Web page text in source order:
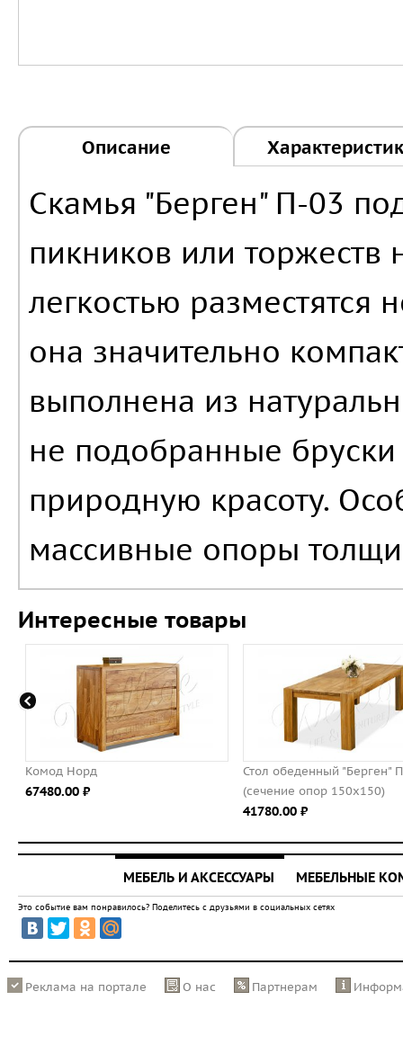
Описание
Скамья "Берген" П-03
пикников или торжеств
легкостью разместятся
она значительно
выполнена из
не подобранные
природную красоту.
массивные опоры
Интересные товары
Комод Норд
67480.00 ⃏
Стол обеденный "Берген"
(сечение опор 150х150)
41780.00 ⃏
МЕБЕЛЬ И АКСЕССУАРЫ МЕБЕЛЬНЫЕ
Это событие вам понравилось? Поделитесь с друзьями в социальных сетях
Реклама на портале О нас Партнерам